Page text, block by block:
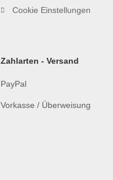
Cookie Einstellungen
Zahlarten - Versand
PayPal
Vorkasse / Überweisung